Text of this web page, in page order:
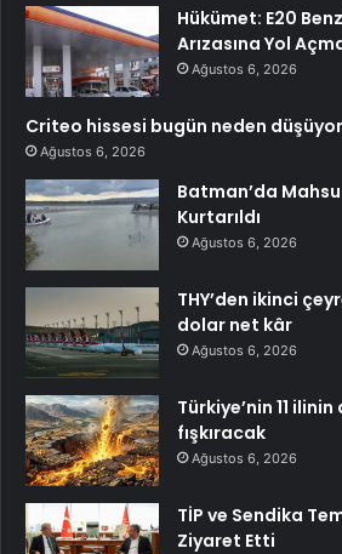
Hükümet: E20
Arızasına Yol
Ağustos 6, 2026
Criteo hissesi bugün neden
Ağustos 6, 2026
Batman’da
Kurtarıldı
Ağustos 6, 2026
THY’den ikinci
dolar net kâr
Ağustos 6, 2026
Türkiye’nin 11
fışkıracak
Ağustos 6, 2026
TİP ve Sendika
Ziyaret Etti